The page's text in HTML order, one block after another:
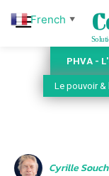
PHVA -
Le pouvoir
Cyrille
French ▼